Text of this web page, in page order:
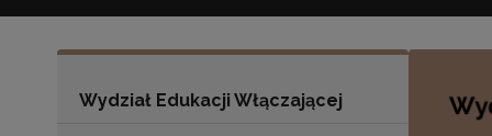
Wydział Edukacji Włączającej